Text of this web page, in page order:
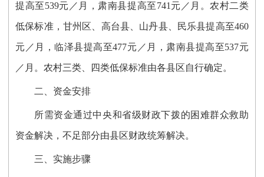
提高至539元／月，肃南县提高至741元／月。农村二类
低保标准，甘州区、高台县、山丹县、民乐县提高至460
元／月，临泽县提高至477元／月，肃南县提高至537元
／月。农村三类、四类低保标准由各县区自行确定。
二、资金安排
所需资金通过中央和省级财政下拨的困难群众救助
资金解决 ，不足部分由县区财政统筹解决。
三、实施步骤